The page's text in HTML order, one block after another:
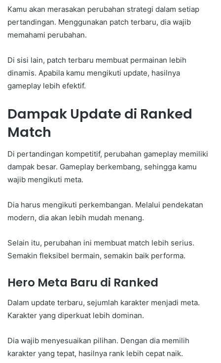
Kamu akan merasakan perubahan strategi dalam setiap
pertandingan. Menggunakan patch terbaru, dia wajib
memahami perubahan.
Di sisi lain, patch terbaru membuat permainan lebih
dinamis. Apabila kamu mengikuti update, hasilnya
gameplay lebih efektif.
Dampak Update di Ranked
Match
Di pertandingan kompetitif, perubahan gameplay memiliki
dampak besar. Gameplay berkembang, sehingga kamu
wajib mengikuti meta.
Dia harus mengikuti perkembangan. Melalui pendekatan
modern, dia akan lebih mudah menang.
Selain itu, perubahan ini membuat match lebih serius.
Semakin fleksibel bermain, semakin baik performa.
Hero Meta Baru di Ranked
Dalam update terbaru, sejumlah karakter menjadi meta.
Karakter yang diperkuat lebih dominan.
Dia wajib menyesuaikan pilihan. Dengan dia memilih
karakter yang tepat, hasilnya rank lebih cepat naik.